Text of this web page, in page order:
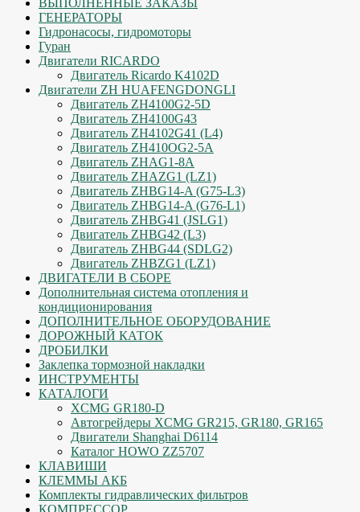
ВЫПОЛНЕННЫЕ ЗАКАЗЫ
ГЕНЕРАТОРЫ
Гидронасосы, гидромоторы
Гуран
Двигатели RICARDO
Двигатель Ricardo K4102D
Двигатели ZH HUAFENGDONGLI
Двигатель ZH4100G2-5D
Двигатель ZH4100G43
Двигатель ZH4102G41 (L4)
Двигатель ZH410OG2-5A
Двигатель ZHAG1-8A
Двигатель ZHAZG1 (LZ1)
Двигатель ZHBG14-A (G75-L3)
Двигатель ZHBG14-A (G76-L1)
Двигатель ZHBG41 (JSLG1)
Двигатель ZHBG42 (L3)
Двигатель ZHBG44 (SDLG2)
Двигатель ZHBZG1 (LZ1)
ДВИГАТЕЛИ В СБОРЕ
Дополнительная система отопления и
кондиционирования
ДОПОЛНИТЕЛЬНОЕ ОБОРУДОВАНИЕ
ДОРОЖНЫЙ КАТОК
ДРОБИЛКИ
Заклепка тормозной накладки
ИНСТРУМЕНТЫ
КАТАЛОГИ
XCMG GR180-D
Автогрейдеры XCMG GR215, GR180, GR165
Двигатели Shanghai D6114
Каталог HOWO ZZ5707
КЛАВИШИ
КЛЕММЫ АКБ
Комплекты гидравлических фильтров
КОМПРЕССОР